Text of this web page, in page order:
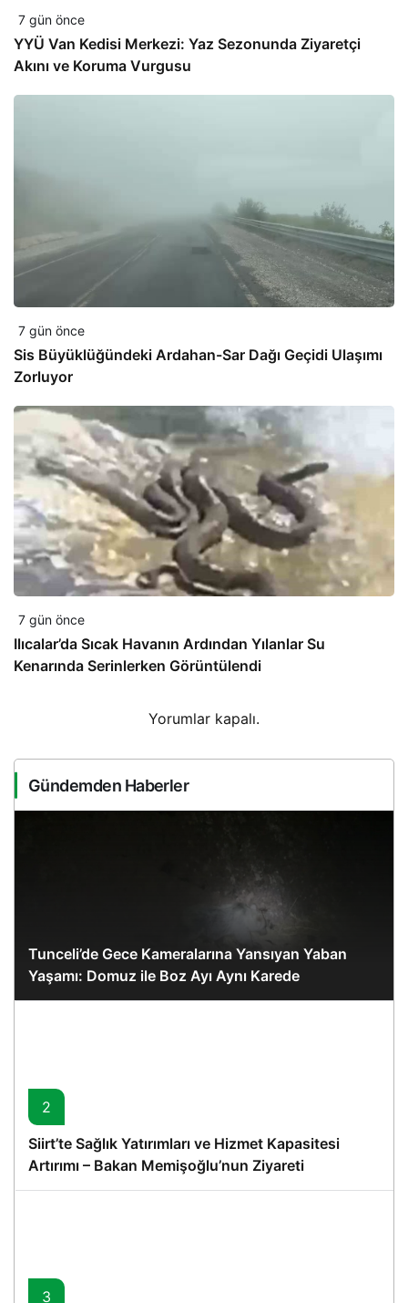
7 gün önce
YYÜ Van Kedisi Merkezi: Yaz Sezonunda Ziyaretçi
Akını ve Koruma Vurgusu
7 gün önce
Sis Büyüklüğündeki Ardahan-Sar Dağı Geçidi Ulaşımı
Zorluyor
7 gün önce
Ilıcalar’da Sıcak Havanın Ardından Yılanlar Su
Kenarında Serinlerken Görüntülendi
Yorumlar kapalı.
Gündemden Haberler
Tunceli’de Gece Kameralarına Yansıyan Yaban
Yaşamı: Domuz ile Boz Ayı Aynı Karede
2
Siirt’te Sağlık Yatırımları ve Hizmet Kapasitesi
Artırımı – Bakan Memişoğlu’nun Ziyareti
3